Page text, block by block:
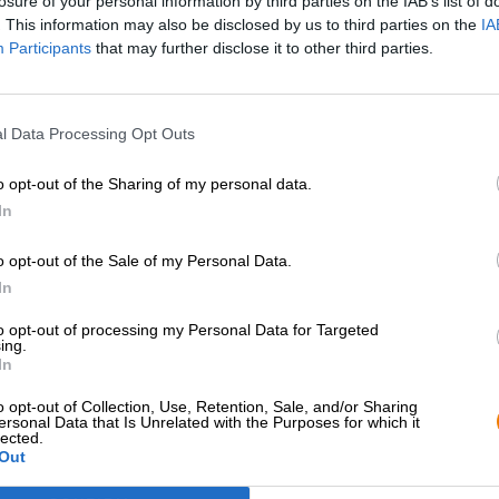
This information may also be disclosed by us to third parties on the
Participants that may further disclose it to other third parties.
Data Processing Opt Outs
opt-out of the Sharing of my personal data.
opt-out of the Sale of my Personal Data.
opt-out of processing my Personal Data for Targeted
opt-out of Collection, Use, Retention, Sale, and/or Sharing
Data that Is Unrelated with the Purposes for which it
inglese. Gli homebrewer texani hanno preso a modello
sviluppato la propria birra. La loro versione, l'American
più luppolata.
Lo stile della birra ebbe origine in Gran Bretagna
porter, più comunemente chiamate brown ale.
Intorno al 1850, i gusti britannici cambiarono e
La Newcastle Brewery quindi, per così dire,
stili di birra insieme. La brown ale del sud
scura e meno alcolica, e la brown ale del nord, che era
leggera.
I birrai casalinghi texani produssero quindi la prima
marroni inglesi come modello. Tuttavia, la birra scura
l'originale. È più maltato, molto più forte nel contenuto
Dopo la mescita, ci accoglie nel bicchiere una birra
riflessi ramati e una schiuma a pori fini.